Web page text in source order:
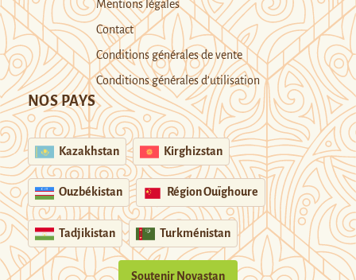
Mentions légales
Contact
Conditions générales de vente
Conditions générales d’utilisation
NOS PAYS
Kazakhstan Kirghizstan
Ouzbékistan Région Ouïghoure
Tadjikistan Turkménistan
Soutenir Novastan